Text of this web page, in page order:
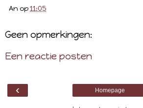
An op11:05
Geen opmerkingen:
Een reactie posten
‹ Homepage